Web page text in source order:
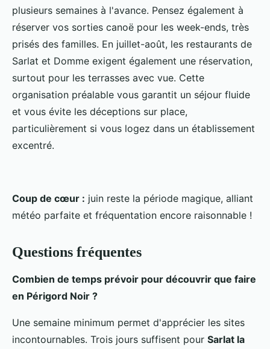
plusieurs semaines à l'avance. Pensez également à
réserver vos sorties canoë pour les week-ends, très
prisés des familles. En juillet-août, les restaurants de
Sarlat et Domme exigent également une réservation,
surtout pour les terrasses avec vue. Cette
organisation préalable vous garantit un séjour fluide
et vous évite les déceptions sur place,
particulièrement si vous logez dans un établissement
excentré.
Coup de cœur : juin reste la période magique, alliant
météo parfaite et fréquentation encore raisonnable !
Questions fréquentes
Combien de temps prévoir pour découvrir que faire
en Périgord Noir ?
Une semaine minimum permet d'apprécier les sites
incontournables. Trois jours suffisent pour Sarlat la